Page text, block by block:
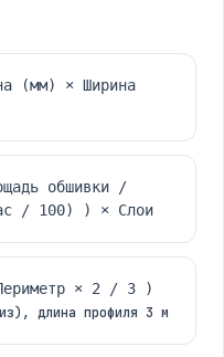
(мм) × Ширина
обшивки /
/ 100) ) × Слои
× 2 / 3 )
длина профиля 3 м